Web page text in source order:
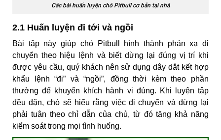
Các bài huấn luyện chó Pitbull cơ bản tại nhà
2.1 Huấn luyện đi tới và ngồi
Bài tập này giúp chó Pitbull hình thành phản xạ di
chuyển theo hiệu lệnh và biết dừng lại đúng vị trí khi
được yêu cầu, quý khách nên sử dụng dây dắt kết hợp
khẩu lệnh “đi” và “ngồi”, đồng thời kèm theo phần
thưởng để khuyến khích hành vi đúng. Khi luyện tập
đều đặn, chó sẽ hiểu rằng việc di chuyển và dừng lại
phải tuân theo chỉ dẫn của chủ, từ đó tăng khả năng
kiểm soát trong mọi tình huống.